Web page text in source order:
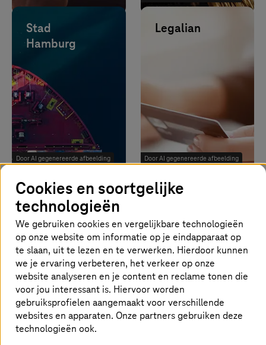
Meer
informatie
Meer
Door AI gegenereerde afbeelding
Stad
Hamburg
20% minder
brandstof, 17%
vrachtwagens
dankzij 5G en
digitalisering.
Meer
informatie
Door AI gegenereerde afbeelding
Legalian
Meer
TDK
Kosten verlaagd
met 9% jaar-op-
jaar dankzij
migratie naar
T Cloud Private.
Deutsche
Cookies en soortgelijke
technologieën
We gebruiken cookies en vergelijkbare technologieën
op onze website om informatie op je eindapparaat op
te slaan, uit te lezen en te verwerken. Hierdoor kunnen
we je ervaring verbeteren, het verkeer op onze
website analyseren en je content en reclame tonen die
voor jou interessant is. Hiervoor worden
gebruiksprofielen aangemaakt voor verschillende
websites en apparaten. Onze partners gebruiken deze
technologieën ook.